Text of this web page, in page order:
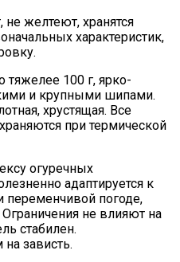
желтеют, хранятся
характеристик,
тяжелее 100 г, ярко-
и крупными шипами.
хрустящая. Все
при термической
огуречных
адаптируется к
переменчивой погоде,
не влияют на
стабилен.
зависть.